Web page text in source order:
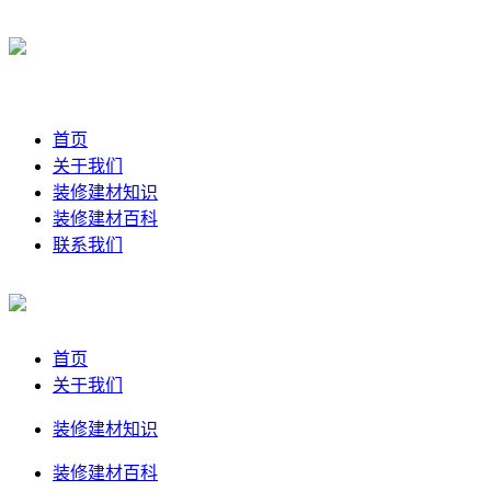
首页
关于我们
装修建材知识
装修建材百科
联系我们
首页
关于我们
装修建材知识
装修建材百科